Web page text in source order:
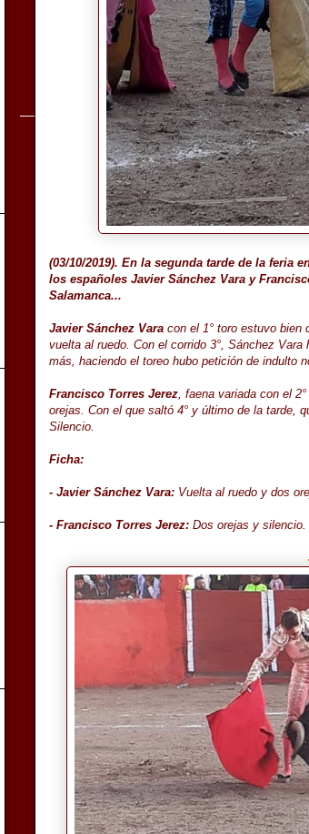
(03/10/2019). En la segunda tarde de la feria
los españoles Javier Sánchez Vara y
Salamanca...
Javier Sánchez Vara con el 1° toro estuvo bien
vuelta al ruedo. Con el corrido 3°, Sánchez
más, haciendo el toreo hubo petición de indulto
Francisco Torres Jerez, faena variada con el
orejas. Con el que saltó 4° y último de la tarde,
Silencio.
Ficha:
- Javier Sánchez Vara: Vuelta al ruedo y dos
- Francisco Torres Jerez: Dos orejas y silencio.